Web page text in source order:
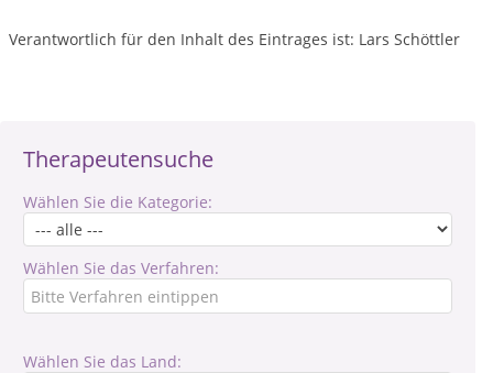
Therapeutensuche
Wählen Sie die Kategorie:
Wählen Sie das Verfahren:
Wählen Sie das Land:
Verantwortlich für den Inhalt des Eintrages ist: Lars Schöttler